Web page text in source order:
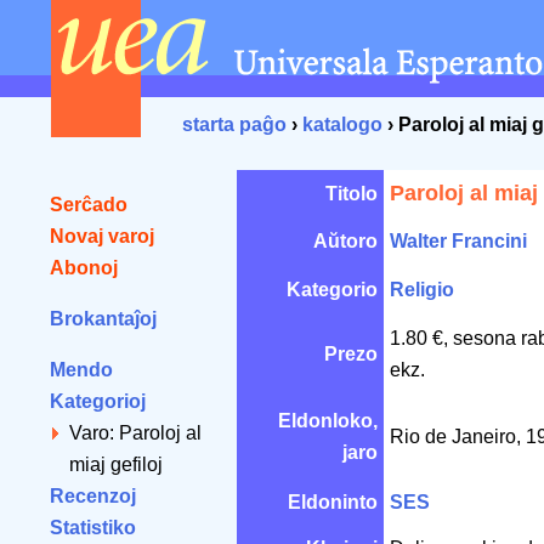
starta paĝo › katalogo › Paroloj al miaj
Serĉado
Novaj varoj
Abonoj
Brokantaĵoj
Mendo
Kategorioj
Varo: Paroloj al
miaj gefiloj
Recenzoj
Statistiko
Titolo Paroloj al
Aŭtoro Walter Francini
Kategorio Religio
Prezo
1.80 €, sesona
ekz.
Eldonloko,
jaro
Rio de Janeiro,
Eldoninto SES